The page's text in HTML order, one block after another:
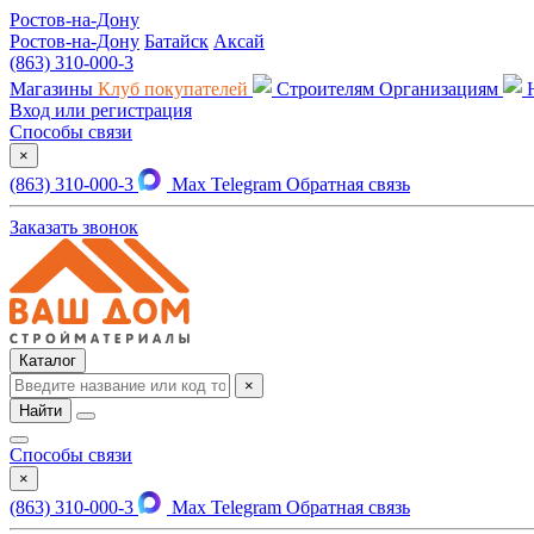
Ростов-на-Дону
Ростов-на-Дону Батайск Аксай
(863) 310-000-3
Магазины Клуб покупателей Строителям Организациям
Вход или регистрация
Способы связи
×
(863) 310-000-3 Max Telegram Обратная связь
Заказать звонок
Каталог
×
Найти
Способы связи
×
(863) 310-000-3 Max Telegram Обратная связь